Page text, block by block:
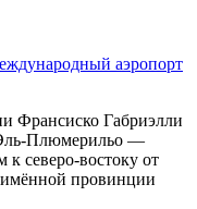
аэропорт
Франсиско Габриэлли
Эль-Плюмерильо —
северо-востоку от
провинции